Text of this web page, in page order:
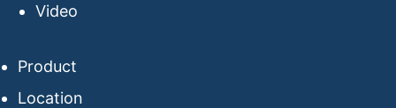
Video
Product
Location